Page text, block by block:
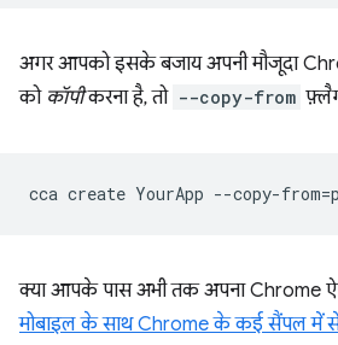
अगर आपको इसके बजाय अपनी मौजूदा
को कॉपीकरना है, तो --copy-from
cca create YourApp --copy-from=
क्या आपके पास अभी तक अपना Chrome
मोबाइल के साथ Chrome के कई सैंपल में